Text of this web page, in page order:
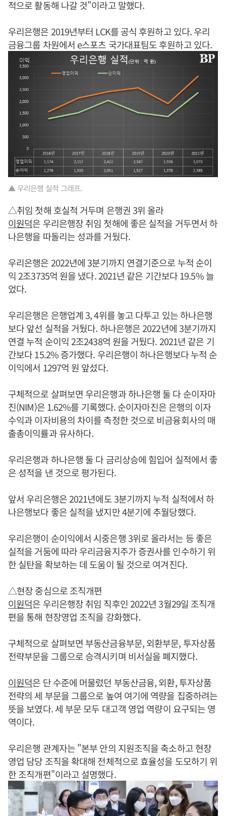
적으로 활동해 나갈 것"이라고 말했다.
우리은행은 2019년부터 LCK를 공식 후원하고 있다. 우리
금융그룹 차원에서 e스포츠 국가대표팀도 후원하고 있다.
▲ 우리은행 실적 그래프.
△취임 첫해 호실적 거두며 은행권 3위 올라
이원덕은 우리은행장 취임 첫해에 좋은 실적을 거두면서 하
나은행을 따돌리는 성과를 거뒀다.
우리은행은 2022년에 3분기까지 연결기준으로 누적 순이
익 2조3735억 원을 냈다. 2021년 같은 기간보다 19.5% 늘
었다.
우리은행은 은행업계 3, 4위를 놓고 다투고 있는 하나은행
보다 앞선 실적을 거뒀다. 하나은행은 2022년에 3분기까지
연결 누적 순이익 2조2438억 원을 거뒀다. 2021년 같은 기
간보다 15.2% 증가했다. 우리은행이 하나은행보다 누적 순
이익에서 1297억 원 앞섰다.
구체적으로 살펴보면 우리은행과 하나은행 둘 다 순이자마
진(NIM)은 1.62%를 기록했다. 순이자마진은 은행의 이자
수익과 이자비용의 차이를 측정한 것으로 비금융회사의 매
출총이익률과 유사하다.
우리은행과 하나은행 둘 다 금리상승에 힘입어 실적에서 좋
은 성적을 낸 것으로 평가된다.
앞서 우리은행은 2021년에도 3분기까지 누적 실적에서 하
나은행보다 좋은 실적을 냈지만 4분기에 추월당했다.
우리은행이 순이익에서 시중은행 3위로 올라서는 등 좋은
실적을 거둠에 따라 우리금융지주가 증권사를 인수하기 위
한 실탄을 확보하는 데 도움이 될 것으로 여겨진다.
△현장 중심으로 조직개편
이원덕은 우리은행장 취임 직후인 2022년 3월29일 조직개
편을 통해 현장영업 조직을 강화했다.
구체적으로 살펴보면 부동산금융부문, 외환부문, 투자상품
전략부문을 그룹으로 승격시키며 비서실을 폐지했다.
이원덕은 단 수준에 머물렀던 부동산금융, 외환, 투자상품
전략의 세 부문을 그룹으로 높여 여기에 역량을 집중하려는
뜻을 보였다. 세 부문 모두 대고객 영업 역량이 요구되는 영
역이다.
우리은행 관계자는 "본부 안의 지원조직을 축소하고 현장
영업 담당 조직을 확대해 전체적으로 효율성을 도모하기 위
한 조직개편"이라고 설명했다.